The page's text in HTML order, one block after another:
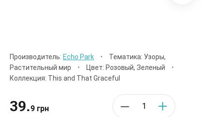
Производитель: Echo Park •
Тематика: Узоры,
Растительный мир
• Цвет: Розовый, Зеленый
•
Коллекция: This and That Graceful
39.9 грн